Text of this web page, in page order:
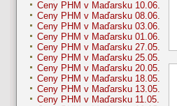
Ceny PHM v Maďarsku 10.06.
Ceny PHM v Maďarsku 08.06.
Ceny PHM v Maďarsku 03.06.
Ceny PHM v Maďarsku 01.06.
Ceny PHM v Maďarsku 27.05.
Ceny PHM v Maďarsku 25.05.
Ceny PHM v Maďarsku 20.05.
Ceny PHM v Maďarsku 18.05.
Ceny PHM v Maďarsku 13.05.
Ceny PHM v Maďarsku 11.05.